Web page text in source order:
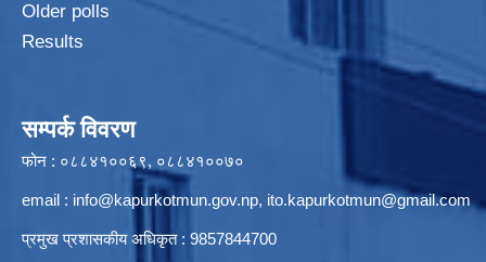
Older polls
Results
सम्पर्क विवरण
फोन : ०८८४१००६९, ०८८४१००७०
email : info@kapurkotmun.gov.np, ito.kapurkotmun@gmail.com
प्रमुख प्रशासकीय अधिकृत : 9857844700